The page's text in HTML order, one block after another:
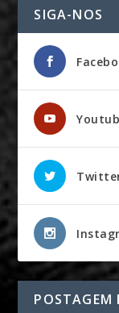
SIGA-NOS
POSTAGEM